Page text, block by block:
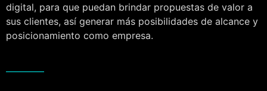
digital, para que puedan brindar propuestas de valor a
sus clientes, así generar más posibilidades de alcance y
posicionamiento como empresa.